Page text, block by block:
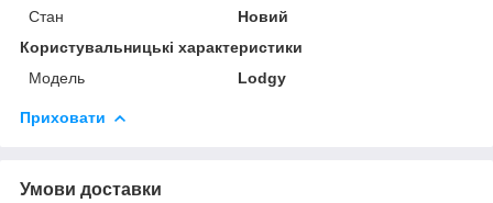
Стан
Новий
Користувальницькі характеристики
Мoдель
Lodgy
Приховати
Умови доставки